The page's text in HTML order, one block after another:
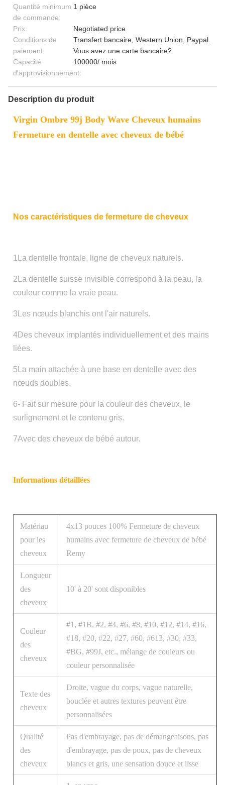
Quantité minimum
de commande:
1 pièce
Prix:
Negotiated price
Conditions de
paiement:
Transfert bancaire, Western Union, Paypal.
Vous avez une carte bancaire?
Capacité
d'approvisionnement:
100000/ mois
Description du produit
Virgin Ombre 99j Body Wave Cheveux humains
Fermeture en dentelle avec cheveux de bébé
Nos caractéristiques de fermeture de cheveux
1La dentelle frontale, ligne de cheveux naturels.
2La dentelle suisse invisible correspond à la peau, la
couleur comme la vraie peau.
3Les nœuds blanchis ont l'air naturels.
4Des cheveux implantés individuellement et des mains
liées.
5La main attachée à une base en dentelle avec des
nœuds doubles.
6- Fait sur mesure pour la couleur des cheveux, le
surlignement et le contenu gris.
7Avec des cheveux de bébé autour.
Informations détaillées
Matériau
pour les
cheveux
4x13 pouces 100% Fermeture de cheveux
humains avec fermeture de cheveux de bébé
Remy
Longueur
des
cheveux
10' à 20' sont disponibles
Couleur
des
cheveux
#1, #1B, #2, #4, #6, #8, #10, #12, #14, #16,
#18, #20, #22, #27, #60, #613, #30, #33,
#BG, #99J, etc., mélange de couleurs ou
couleur personnalisée
Texte des
cheveux
Droite, vague du corps, vague naturelle,
bouclée et autres textures peuvent être
personnalisées
Qualité
des
cheveux
Pas d'embrayage, pas de démangeaisons, pas
d'embrayage, pas de poux, pas de cheveux
blancs et gris, une sensation douce et lisse